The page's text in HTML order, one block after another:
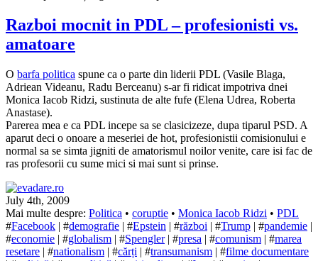
Razboi mocnit in PDL – profesionisti vs.
amatoare
O barfa politica spune ca o parte din liderii PDL (Vasile Blaga,
Adriean Videanu, Radu Berceanu) s-ar fi ridicat impotriva dnei
Monica Iacob Ridzi, sustinuta de alte fufe (Elena Udrea, Roberta
Anastase).
Parerea mea e ca PDL incepe sa se clasicizeze, dupa tiparul PSD. A
aparut deci o onoare a meseriei de hot, profesionistii comisionului e
normal sa se simta jigniti de amatorismul noilor venite, care isi fac de
ras profesorii cu sume mici si mai sunt si prinse.
July 4th, 2009
Mai multe despre: Politica • coruptie • Monica Iacob Ridzi • PDL
#Facebook | #demografie | #Epstein | #război | #Trump | #pandemie |
#economie | #globalism | #Spengler| #presa | #comunism | #marea
resetare | #nationalism | #cărți | #transumanism | #filme documentare